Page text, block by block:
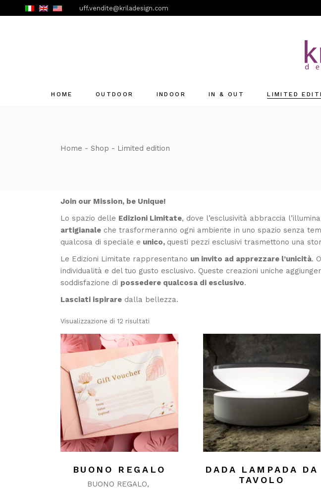
the
uff.vendite@kriladesign.com
HOME OUTDOOR INDOOR IN & OUT LIMITED
Home Shop Limited edition
Join our Mission, be Unique!
Lo spazio delle Edizioni Limitate, dove l’esclusività abbraccia
artigianale che trasformeranno ogni ambiente in uno spazio senza
qualcosa di speciale e unico, questi pezzi esclusivi trasmettono una
Le Edizioni Limitate rappresentano un invito ad apprezzare l’unicità.
individualità e del tuo gusto esclusivo. Queste creazioni uniche
soddisfazione di possedere qualcosa di esclusivo.
Lasciati ispirare dalla bellezza.
Visualizzazione di 12 risultati
BUONO REGALO
BUONO REGALO
DADA LAMPADA DA
TAVOLO